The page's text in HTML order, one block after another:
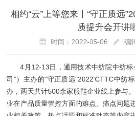
相约“云”上等您来丨“守正质远
质提升会开讲
时间：2022-05-06 编
4月12-13日，通用技术中纺院中纺
司”）主办的"守正质远"2022'CTTC中纺
办，两天共计500余家服鞋企业线上参与
业在产品质量管控方面的难点、痛点问题